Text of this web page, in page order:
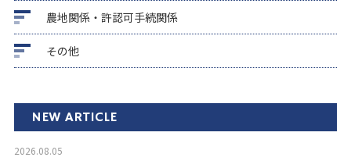
農地関係・許認可手続関係
その他
NEW ARTICLE
2026.08.05